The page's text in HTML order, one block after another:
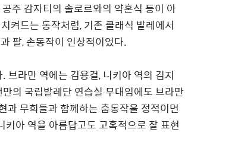
주 감자티의 솔로르와의 약혼식 등이 아
켜드는 동작처럼, 기존 클래식 발레에서
팔, 손동작이 인상적이었다.
라만 역에는 김용걸, 니키아 역의 김지
의 국립발레단 연습실 무대임에도 브라만
과 무희들과 함께하는 춤동작을 정적이면
아 역을 아름답고도 고혹적으로 잘 표현